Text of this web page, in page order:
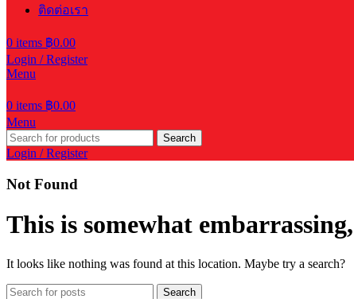
ติดต่อเรา
0 items ฿0.00
Login / Register
Menu
0 items ฿0.00
Menu
Search
Login / Register
Not Found
This is somewhat
It looks like nothing was found at this location. Maybe try a search?
Search